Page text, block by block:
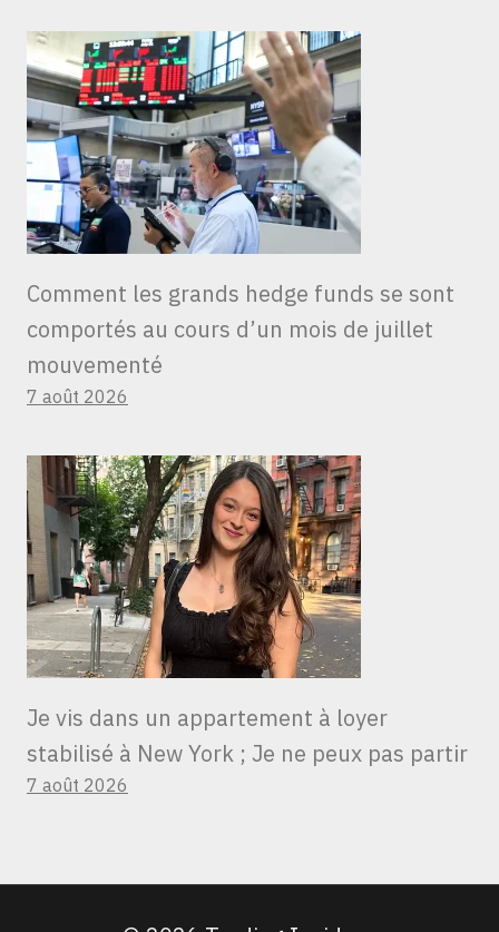
Comment les grands hedge funds se sont
comportés au cours d’un mois de juillet
mouvementé
7 août 2026
Je vis dans un appartement à loyer
stabilisé à New York ; Je ne peux pas partir
7 août 2026